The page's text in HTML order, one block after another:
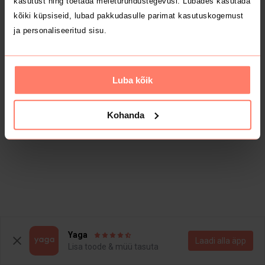
kõiki küpsiseid, lubad pakkudasulle parimat kasutuskogemust
ja personaliseeritud sisu.
Luba kõik
Kohanda
Yaga
Lisa toode & müü tasuta
Laadi alla äpp